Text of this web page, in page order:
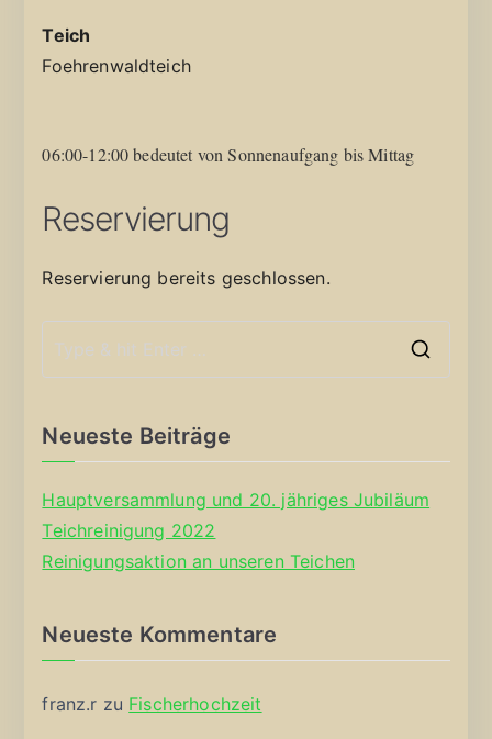
Teich
Foehrenwaldteich
06:00-12:00 bedeutet von Sonnenaufgang bis Mittag
Reservierung
Reservierung bereits geschlossen.
Neueste Beiträge
Hauptversammlung und 20. jähriges Jubiläum
Teichreinigung 2022
Reinigungsaktion an unseren Teichen
Neueste Kommentare
franz.r zu Fischerhochzeit